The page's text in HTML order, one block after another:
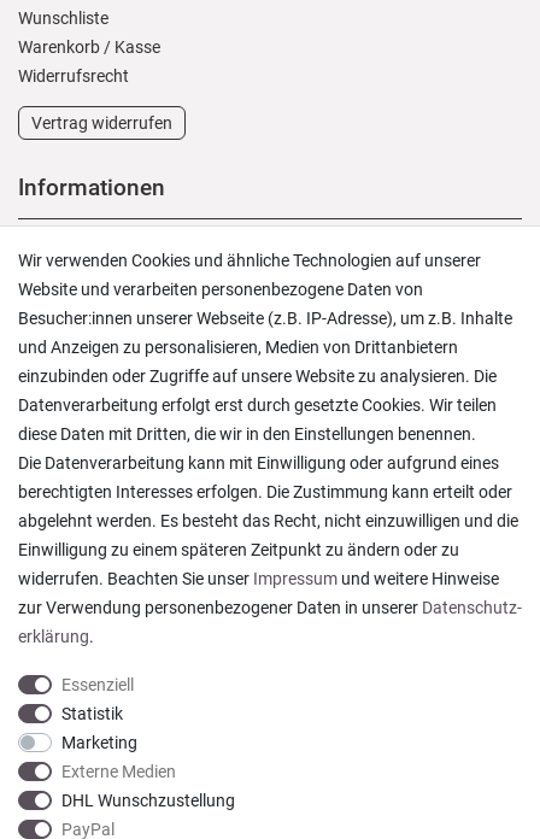
Wunschliste
Warenkorb / Kasse
Widerrufs­recht
Vertrag widerrufen
Informationen
Versand und Zahlung
Rücksendungen
Lieferung in die Schweiz
Pflegesymbole
Lagerverkauf
Ratgeber & News
Ein einfach toller Service - prompte Lieferung und
sogar mit Pflegehinweis!
Datum der Veröffentlichung: 05.08.2026
Datum der Kauferfahrung: 29.07.2026
922 Bewertungen
Wir verwenden Cookies und ähnliche Technologien auf unserer
Website und verarbeiten personenbezogene Daten von
Besucher:innen unserer Webseite (z.B. IP-Adresse), um z.B. Inhalte
und Anzeigen zu personalisieren, Medien von Drittanbietern
einzubinden oder Zugriffe auf unsere Website zu analysieren. Die
Datenverarbeitung erfolgt erst durch gesetzte Cookies. Wir teilen
diese Daten mit Dritten, die wir in den Einstellungen benennen.
Die Datenverarbeitung kann mit Einwilligung oder aufgrund eines
berechtigten Interesses erfolgen. Die Zustimmung kann erteilt oder
abgelehnt werden. Es besteht das Recht, nicht einzuwilligen und die
Einwilligung zu einem späteren Zeitpunkt zu ändern oder zu
widerrufen. Beachten Sie unser Impressum und weitere Hinweise
zur Verwendung personenbezogener Daten in unserer Daten­schutz­
erklärung.
Essenziell
Statistik
Marketing
Externe Medien
DHL Wunschzustellung
PayPal